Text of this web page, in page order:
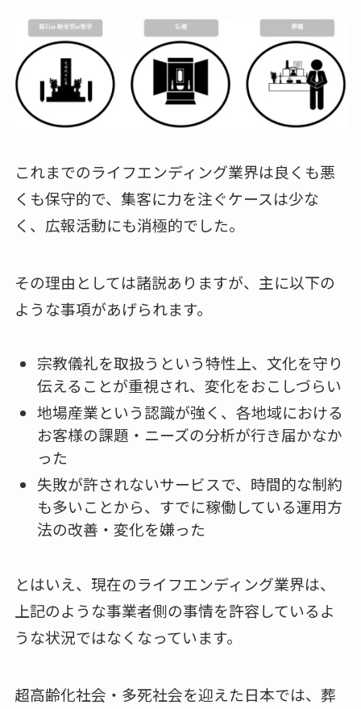
これまでのライフエンディング業界は良くも悪
くも保守的で、集客に力を注ぐケースは少な
く、広報活動にも消極的でした。
その理由としては諸説ありますが、主に以下の
ような事項があげられます。
宗教儀礼を取扱うという特性上、文化を守り
伝えることが重視され、変化をおこしづらい
地場産業という認識が強く、各地域における
お客様の課題・ニーズの分析が行き届かなか
った
失敗が許されないサービスで、時間的な制約
も多いことから、すでに稼働している運用方
法の改善・変化を嫌った
とはいえ、現在のライフエンディング業界は、
上記のような事業者側の事情を許容しているよ
うな状況ではなくなっています。
超高齢化社会・多死社会を迎えた日本では、葬